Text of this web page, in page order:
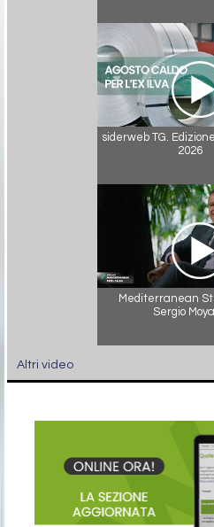
siderweb TG.
2026
Mediterranean
Sergio
Altri video